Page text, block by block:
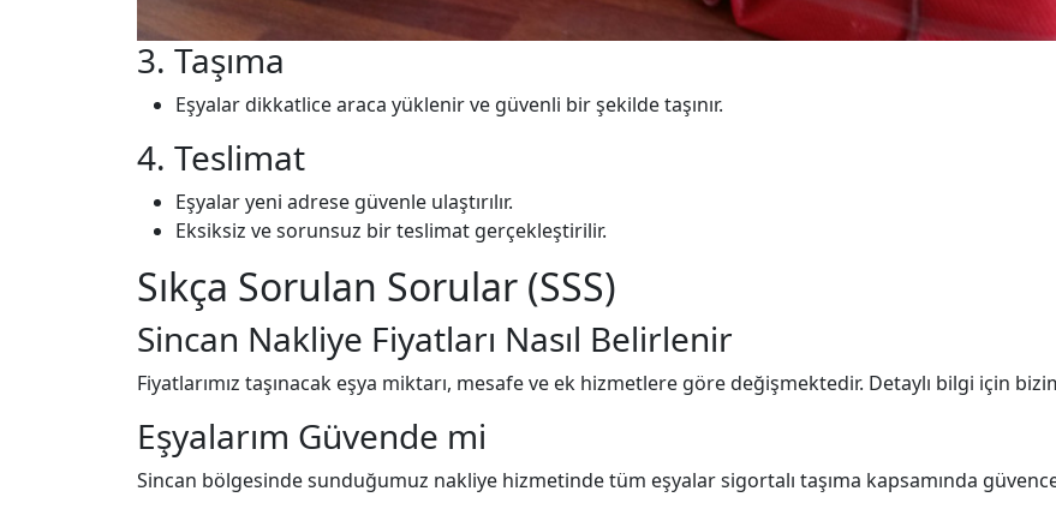
3. Taşıma
Eşyalar dikkatlice araca yüklenir ve güvenli bir şekilde taşınır.
4. Teslimat
Eşyalar yeni adrese güvenle ulaştırılır.
Eksiksiz ve sorunsuz bir teslimat gerçekleştirilir.
Sıkça Sorulan Sorular (SSS)
Sincan Nakliye Fiyatları Nasıl Belirlenir
Fiyatlarımız taşınacak eşya miktarı, mesafe ve ek hizmetlere göre değişmektedir. Detaylı bilgi için
Eşyalarım Güvende mi
Sincan bölgesinde sunduğumuz nakliye hizmetinde tüm eşyalar sigortalı taşıma kapsamında güvence